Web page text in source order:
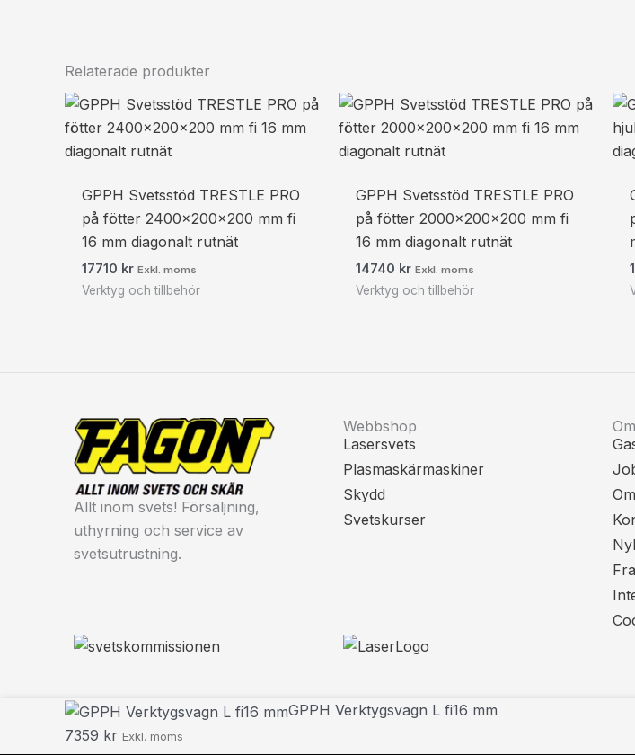
Relaterade produkter
GPPH Svetsstöd TRESTLE PRO
på fötter 2400x200x200 mm fi
16 mm diagonalt rutnät
17710 kr Exkl. moms
Verktyg och tillbehör
GPPH Svetsstöd TRESTLE PRO
på fötter 2000x200x200 mm fi
16 mm diagonalt rutnät
14740 kr Exkl. moms
Verktyg och tillbehör
Allt inom svets! Försäljning,
uthyrning och service av
svetsutrustning.
Webbshop
Lasersvets
Plasmaskärmaskiner
Skydd
Svetskurser
GPPH Verktygsvagn L fi16 mm
7359 kr Exkl. moms
GPPH
Verktygsvagn